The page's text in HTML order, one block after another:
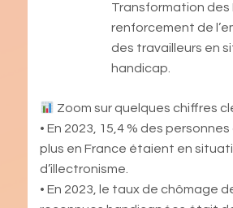
Transformation des
renforcement de
des travailleurs en
handicap.
Zoom sur quelques chiffres
• En 2023, 15,4 % des
plus en France étaient en
d’illectronisme.
• En 2023, le taux de chômage